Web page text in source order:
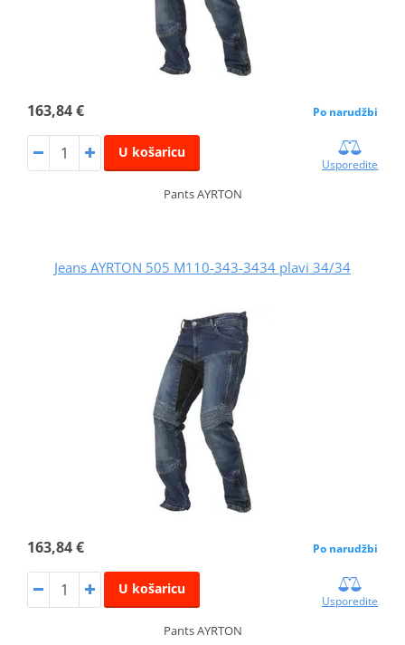
163,84 € Po narudžbi
U košaricu
Usporedite
Pants AYRTON
Jeans AYRTON 505 M110-343-3434 plavi 34/34
163,84 € Po narudžbi
U košaricu
Usporedite
Pants AYRTON